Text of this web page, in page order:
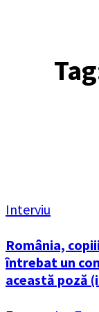
Interviu
România,
întrebat un
această poză